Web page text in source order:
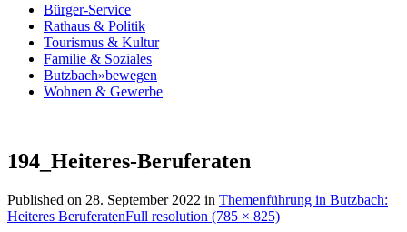
Bürger-Service
Rathaus & Politik
Tourismus & Kultur
Familie & Soziales
Butzbach»bewegen
Wohnen & Gewerbe
194_Heiteres-Beruferaten
Published on 28. September 2022 in Themenführung in Butzbach:
Heiteres BeruferatenFull resolution (785 × 825)